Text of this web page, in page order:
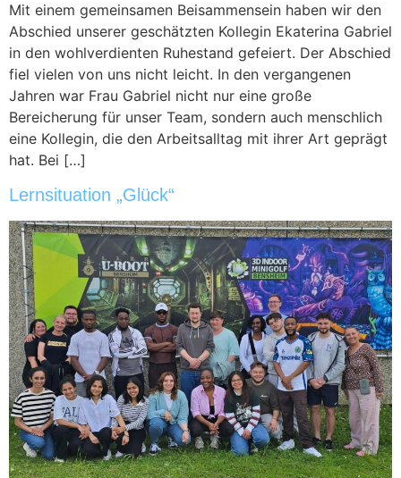
Mit einem gemeinsamen Beisammensein haben wir den
Abschied unserer geschätzten Kollegin Ekaterina Gabriel
in den wohlverdienten Ruhestand gefeiert. Der Abschied
fiel vielen von uns nicht leicht. In den vergangenen
Jahren war Frau Gabriel nicht nur eine große
Bereicherung für unser Team, sondern auch menschlich
eine Kollegin, die den Arbeitsalltag mit ihrer Art geprägt
hat. Bei […]
Lernsituation „Glück“